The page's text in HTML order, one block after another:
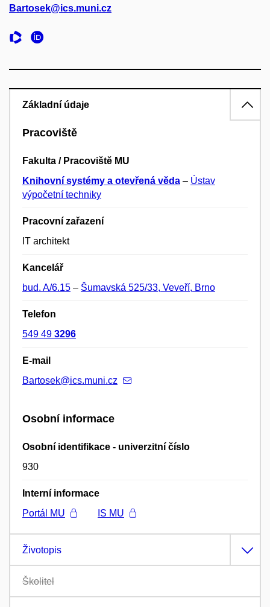
Bartosek@ics.muni.cz
Základní údaje
Pracoviště
Fakulta / Pracoviště MU
Knihovní systémy a otevřená věda – Ústav
výpočetní techniky
Pracovní zařazení
IT architekt
Kancelář
bud. A/6.15 – Šumavská 525/33, Veveří, Brno
Telefon
549 49 3296
E-mail
Bartosek@ics.muni.cz
Osobní informace
Osobní identifikace - univerzitní číslo
930
Interní informace
Portál MU
IS MU
Životopis
Školitel